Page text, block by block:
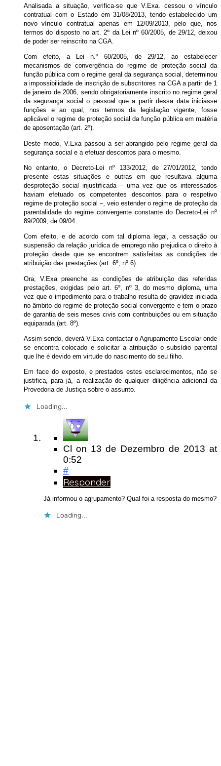
Analisada a situação, verifica-se que V.Exa. cessou o vínculo
contratual com o Estado em 31/08/2013, tendo estabelecido um
novo vínculo contratual apenas em 12/09/2013, pelo que, nos
termos do disposto no art. 2º da Lei nº 60/2005, de 29/12, deixou
de poder ser reinscrito na CGA.
Com efeito, a Lei n.º 60/2005, de 29/12, ao estabelecer
mecanismos de convergência do regime de proteção social da
função pública com o regime geral da segurança social, determinou
a impossibilidade de inscrição de subscritores na CGA a partir de 1
de janeiro de 2006, sendo obrigatoriamente inscrito no regime geral
da segurança social o pessoal que a partir dessa data iniciasse
funções e ao qual, nos termos da legislação vigente, fosse
aplicável o regime de proteção social da função pública em matéria
de aposentação (art. 2º).
Deste modo, V.Exa passou a ser abrangido pelo regime geral da
segurança social e a efetuar descontos para o mesmo.
No entanto, o Decreto-Lei nº 133/2012, de 27/01/2012, tendo
presente estas situações e outras em que resultava alguma
desproteção social injustificada – uma vez que os interessados
haviam efetuado os competentes descontos para o respetivo
regime de proteção social –, veio estender o regime de proteção da
parentalidade do regime convergente constante do Decreto-Lei nº
89/2009, de 09/04.
Com efeito, e de acordo com tal diploma legal, a cessação ou
suspensão da relação jurídica de emprego não prejudica o direito à
proteção desde que se encontrem satisfeitas as condições de
atribuição das prestações (art. 6º, nº 6).
Ora, V.Exa preenche as condições de atribuição das referidas
prestações, exigidas pelo art. 6º, nº 3, do mesmo diploma, uma
vez que o impedimento para o trabalho resulta de gravidez iniciada
no âmbito do regime de proteção social convergente e tem o prazo
de garantia de seis meses civis com contribuições ou em situação
equiparada (art. 8º).
Assim sendo, deverá V.Exa contactar o Agrupamento Escolar onde
se encontra colocado e solicitar a atribuição o subsídio parental
que lhe é devido em virtude do nascimento do seu filho.
Em face do exposto, e prestados estes esclarecimentos, não se
justifica, para já, a realização de qualquer diligência adicional da
Provedoria de Justiça sobre o assunto.
Loading...
Cl on 13 de Dezembro de 2013 at
0:52
#
Responder
Já informou o agrupamento? Qual foi a resposta do mesmo?
Loading...